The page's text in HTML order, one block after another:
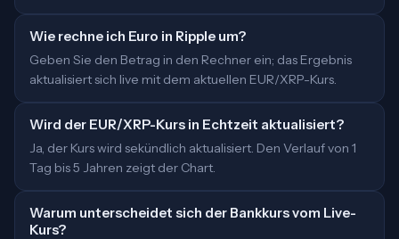
Wie rechne ich Euro in Ripple um?
Geben Sie den Betrag in den Rechner ein; das Ergebnis
aktualisiert sich live mit dem aktuellen EUR/XRP-Kurs.
Wird der EUR/XRP-Kurs in Echtzeit aktualisiert?
Ja, der Kurs wird sekündlich aktualisiert. Den Verlauf von 1
Tag bis 5 Jahren zeigt der Chart.
Warum unterscheidet sich der Bankkurs vom Live-
Kurs?